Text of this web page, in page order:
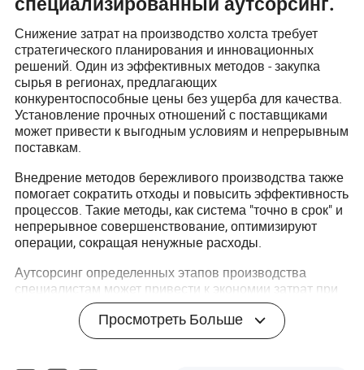
специализированный аутсорсинг.
Снижение затрат на производство холста требует
стратегического планирования и инновационных
решений. Один из эффективных методов - закупка
сырья в регионах, предлагающих
конкурентоспособные цены без ущерба для качества.
Установление прочных отношений с поставщиками
может привести к выгодным условиям и непрерывным
поставкам.
Внедрение методов бережливого производства также
помогает сократить отходы и повысить эффективность
процессов. Такие методы, как система "точно в срок" и
непрерывное совершенствование, оптимизируют
операции, сокращая ненужные расходы.
Аутсорсинг определенных этапов производства
специалистам может привести к экономии затрат при
сохранении стандартов качества. Оценка того, какие
аспекты производства можно управлять внешне без
потери контроля над качеством конечного продукта,
Просмотреть Больше